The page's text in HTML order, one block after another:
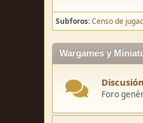
Subforos Censo de
Wargames y
Foro